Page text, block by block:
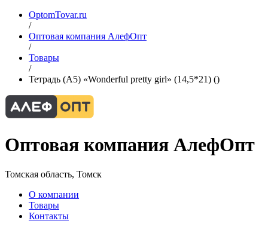
OptomTovar.ru
/
Оптовая компания АлефОпт
/
Товары
/
Тетрадь (A5) «Wonderful pretty girl» (14,5*21) ()
Оптовая компания АлефОпт
Томская область, Томск
О компании
Товары
Контакты